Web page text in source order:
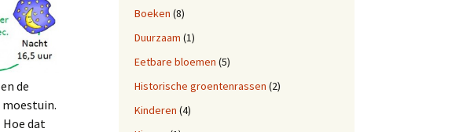
de
dat
Boeken (8)
Duurzaam (1)
Eetbare bloemen (5)
Historische groentenrassen (2)
Kinderen (4)